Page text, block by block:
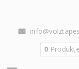
0 Produkte